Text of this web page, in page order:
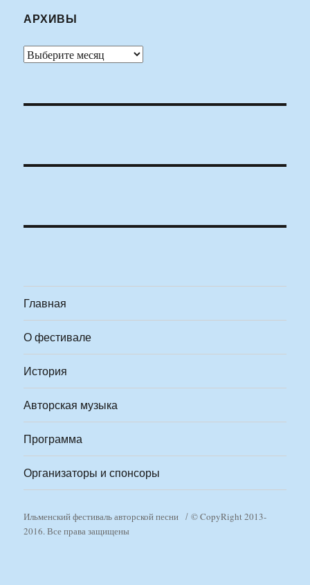
АРХИВЫ
Архивы
Главная
О фестивале
История
Авторская музыка
Программа
Организаторы и спонсоры
Ильменский фестиваль авторской песни
© CopyRight 2013-
2016. Все права защищены